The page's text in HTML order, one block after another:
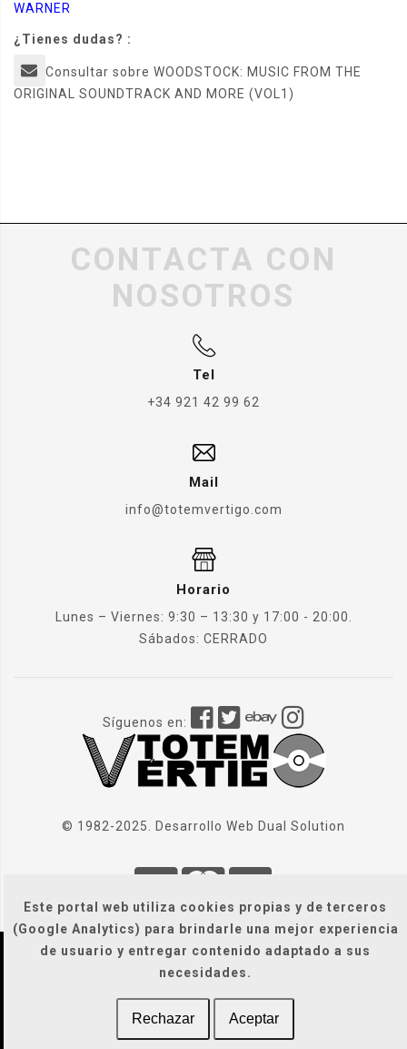
Este portal web utiliza cookies propias y de terceros
(Google Analytics) para brindarle una mejor experiencia
de usuario y entregar contenido adaptado a sus
necesidades.
Rechazar Aceptar
WARNER
¿Tienes dudas? :
Consultar sobre WOODSTOCK: MUSIC FROM THE
ORIGINAL SOUNDTRACK AND MORE (VOL1)
CONTACTA CON
NOSOTROS
Tel
+34 921 42 99 62
Mail
info@totemvertigo.com
Horario
Lunes – Viernes: 9:30 – 13:30 y 17:00 - 20:00.
Sábados: CERRADO
Síguenos en:
© 1982-2025. Desarrollo Web Dual Solution
| Condiciones Generales
Legal / Privacidad / Cookies / Accesibilidad